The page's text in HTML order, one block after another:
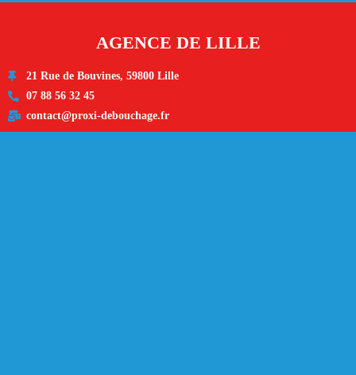
AGENCE DE LILLE
21 Rue de Bouvines, 59800 Lille
07 88 56 32 45
contact@proxi-debouchage.fr